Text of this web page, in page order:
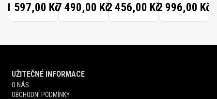
1 597,00 Kč7 490,00 Kč2 456,00 Kč2 996,00 Kč
UŽITEČNÉ INFORMACE
O NÁS
OBCHODNÍ PODMÍNKY